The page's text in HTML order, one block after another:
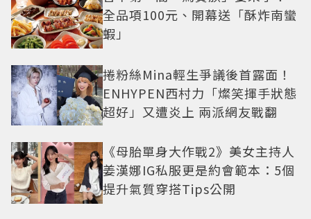
全品項100元、開幕送「酥炸南蠻
蝦」
捲粉絲Mina輕生爭議後首露面！
ENHYPEN西村力「燦笑揮手狀態
超好」又遭炎上 兩派網友戰翻
《母胎單身大作戰2》美女主持人
姜漢娜IG私服更是約會範本：5個
提升氣質穿搭Tips公開